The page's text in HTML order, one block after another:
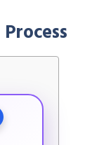
Process